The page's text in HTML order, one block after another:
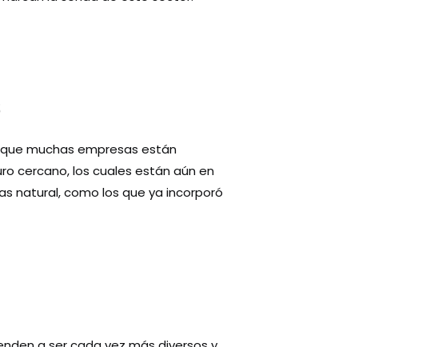
muchas empresas están
cercano, los cuales están aún en
natural, como los que ya incorporó